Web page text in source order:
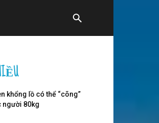
khổng lồ có thể “cõng”
người 80kg